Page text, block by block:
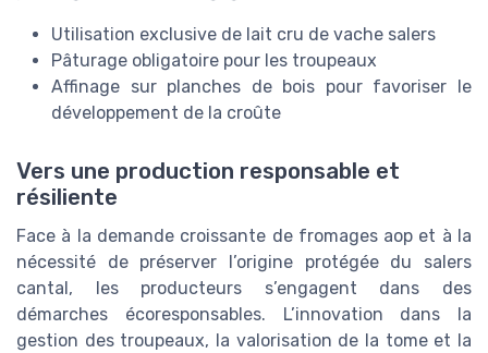
Utilisation exclusive de lait cru de vache salers
Pâturage obligatoire pour les troupeaux
Affinage sur planches de bois pour favoriser le
développement de la croûte
Vers une production responsable et
résiliente
Face à la demande croissante de fromages aop et à la
nécessité de préserver l’origine protégée du salers
cantal, les producteurs s’engagent dans des
démarches écoresponsables. L’innovation dans la
gestion des troupeaux, la valorisation de la tome et la